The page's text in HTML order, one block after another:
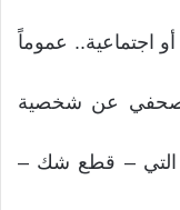
اجتماعية.. عموماً
الصحفي عن شخصية
التي – قطع شك –